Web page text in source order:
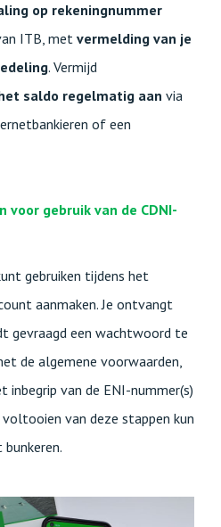
op rekeningnummer
ITB, metvermelding van je
. Vermijd
saldo regelmatig aan via
of een
voor gebruik van de CDNI-
gebruiken tijdens het
aanmaken. Je ontvangt
gevraagd een wachtwoord te
de algemene voorwaarden,
inbegrip van de ENI-nummer(s)
van deze stappen kun
bunkeren.